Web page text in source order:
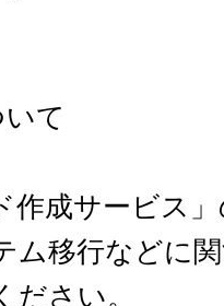
て
作成サービス
ム移行などに
ださい。